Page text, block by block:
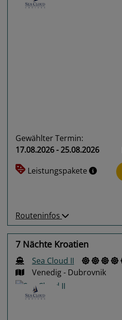
Gewählter Termin:
17.08.2026 - 25.08.2026
Leistungspakete
Routeninfos
7 Nächte Kroatien
Sea Cloud II
Venedig - Dubrovnik